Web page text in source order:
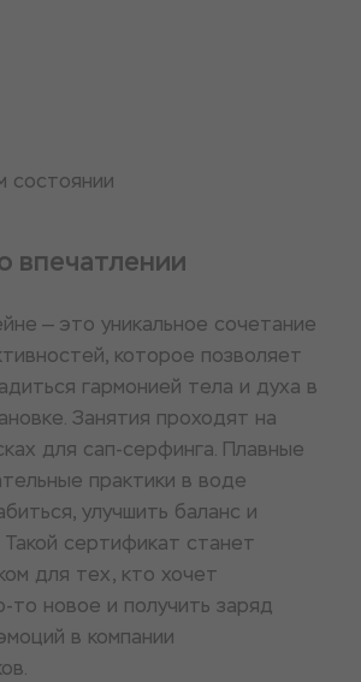
состоянии
впечатлении
— это уникальное сочетание
которое позволяет
гармонией тела и духа в
Занятия проходят на
для сап-серфинга. Плавные
практики в воде
улучшить баланс и
сертификат станет
для тех, кто хочет
то новое и получить заряд
в компании